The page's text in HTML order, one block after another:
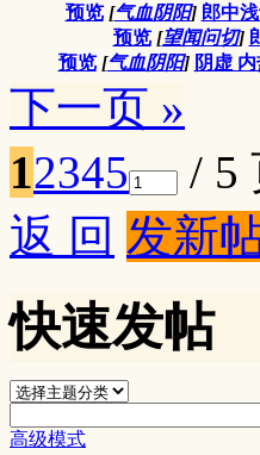
预览 [气血阴阳] 郎中
预览 [望闻问切]
预览 [气血阴阳] 阴虚
下一页 »
12345 / 5
返 回 发新
快速发帖
高级模式